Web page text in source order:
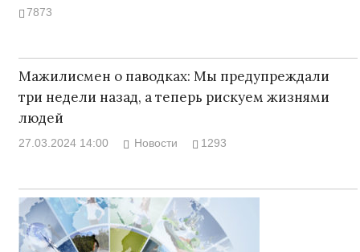
7873
Мажилисмен о паводках: Мы предупреждали
три недели назад, а теперь рискуем жизнями
людей
27.03.2024 14:00 Новости 1293